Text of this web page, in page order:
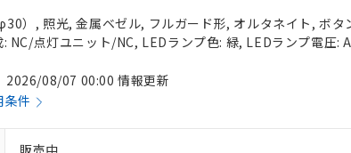
）, 照光, 金属ベゼル, フルガード形, オルタネイト, ボタ
: NC/点灯ユニット/NC, LEDランプ色: 緑, LEDランプ電圧
2026/08/07 00:00 情報更新
条件
販売中